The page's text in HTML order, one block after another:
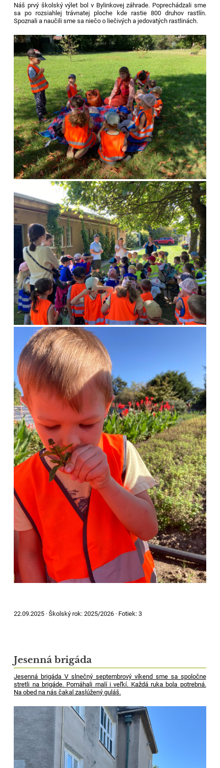
Náš prvý školský výlet bol v Bylinkovej záhrade. Poprechádzali sme
sa po rozsiahlej trávnatej ploche kde rastie 800 druhov rastlín.
Spoznali a naučili sme sa niečo o liečivých a jedovatých rastlinách.
22.09.2025 · Školský rok: 2025/2026 · Fotiek: 3
Jesenná brigáda
Jesenná brigáda V slnečný septembrový víkend sme sa spoločne
stretli na brigáde. Pomáhali malí i veľkí. Každá ruka bola potrebná.
Na obed na nás čakal zaslúžený guláš.